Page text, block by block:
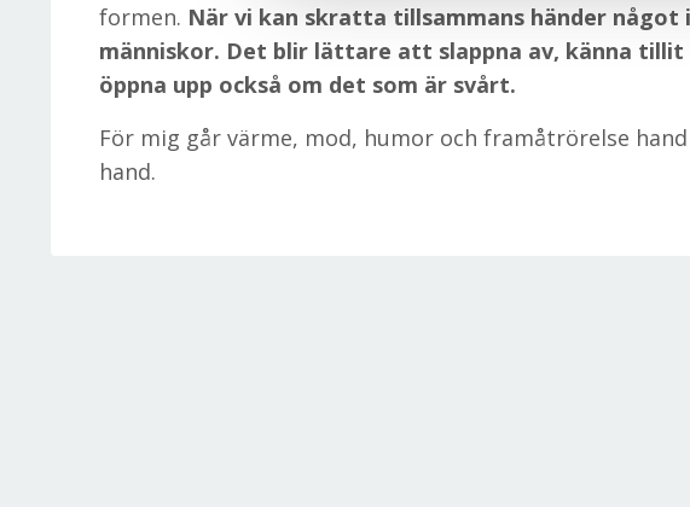
formen. När vi kan skratta tillsammans händer något i
människor. Det blir lättare att slappna av, känna tillit
öppna upp också om det som är svårt.
För mig går värme, mod, humor och framåtrörelse
hand.